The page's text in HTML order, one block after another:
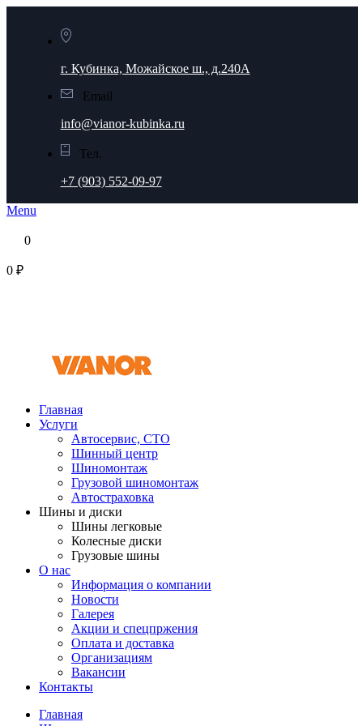
г. Кубинка, Можайское ш., д.240А
Email
info@vianor-kubinka.ru
Тел.
+7 (903) 552-09-97
Menu
0
0 ₽
Главная
Услуги
Автосервис, СТО
Шинный центр
Шиномонтаж
Грузовой шиномонтаж
Автостраховка
Шины и диски
Шины легковые
Колесные диски
Грузовые шины
О нас
Информация о компании
Новости
Галерея
Акции и спецпржения
Оплата и доставка
Организациям
Вакансии
Контакты
Главная